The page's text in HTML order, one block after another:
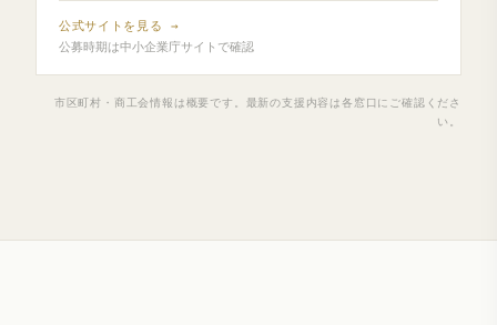
公式サイトを見る →
公募時期は中小企業庁サイトで確認
市区町村・商工会情報は概要です。最新の支援内容は各窓口にご確認くださ
い。